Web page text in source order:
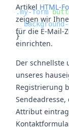
.my-form
}
Artikel HTML-
zeigen wir
für die E-Mail-
einrichten.
Der schnellste
unseres
Registrierung
Attribut